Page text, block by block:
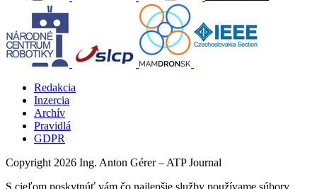
Redakcia
Inzercia
Archív
Pravidlá
GDPR
Copyright 2026 Ing. Anton Gérer – ATP Journal